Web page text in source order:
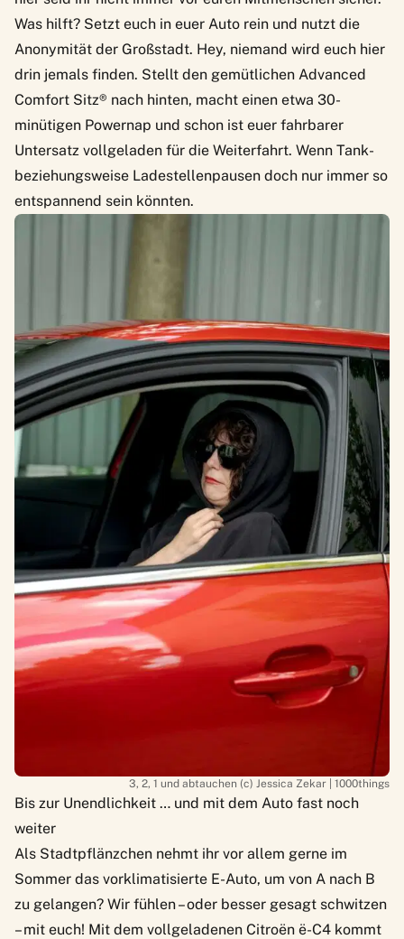
Was hilft? Setzt euch in euer Auto rein und nutzt die
Anonymität der Großstadt. Hey, niemand wird euch hier
drin jemals finden. Stellt den gemütlichen Advanced
Comfort Sitz® nach hinten, macht einen etwa 30-
minütigen Powernap und schon ist euer fahrbarer
Untersatz vollgeladen für die Weiterfahrt. Wenn Tank-
beziehungsweise Ladestellenpausen doch nur immer so
entspannend sein könnten.
3, 2, 1 und abtauchen (c) Jessica Zekar | 1000things
Bis zur Unendlichkeit … und mit dem Auto fast noch
weiter
Als Stadtpflänzchen nehmt ihr vor allem gerne im
Sommer das vorklimatisierte E-Auto, um von A nach B
zu gelangen? Wir fühlen – oder besser gesagt schwitzen
– mit euch! Mit dem vollgeladenen Citroën ë-C4 kommt